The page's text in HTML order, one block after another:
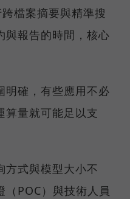
檔案摘要與精準搜
與報告的時間，核心
明確，有些應用不必
算量就可能足以支
方式與模型大小不
POC）與技術人員